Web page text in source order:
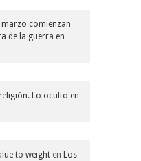
marzo comienzan
de la guerra en
Lo oculto en
to weight en Los